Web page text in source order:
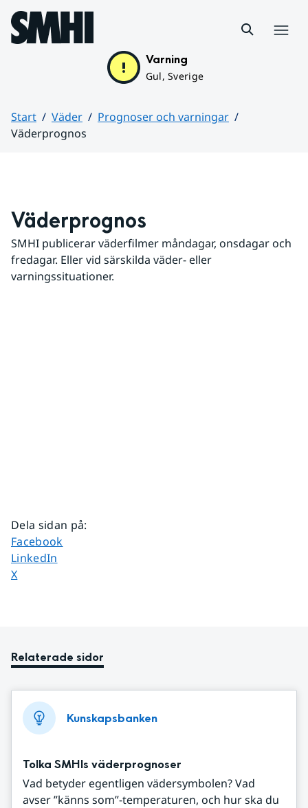
Hoppa till sidans innehåll
Varning
Gul, Sverige
Start Väder
Prognoser och varningar
Väderprognos
Väderprognos
SMHI publicerar väderfilmer måndagar, onsdagar och
fredagar. Eller vid särskilda väder- eller
varningssituationer.
Dela sidan på:
Dela sidan på
Facebook
Dela sidan på
LinkedIn
Dela sidan på
X
Relaterade sidor
Kunskapsbanken
Tolka SMHIs väderprognoser
Vad betyder egentligen vädersymbolen? Vad
avser ”känns som”-temperaturen, och hur ska du